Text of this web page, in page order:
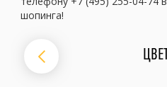
шопинга!